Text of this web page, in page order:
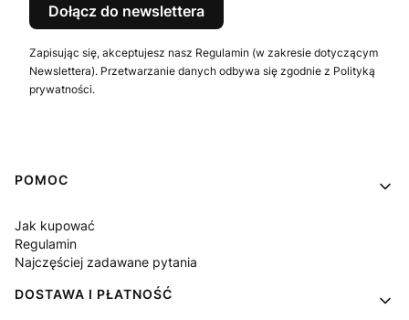
Dołącz do newslettera
Zapisując się, akceptujesz nasz Regulamin (w zakresie dotyczącym
Newslettera). Przetwarzanie danych odbywa się zgodnie z Polityką
prywatności.
Linki w stopce
POMOC
Jak kupować
Regulamin
Najczęściej zadawane pytania
DOSTAWA I PŁATNOŚĆ